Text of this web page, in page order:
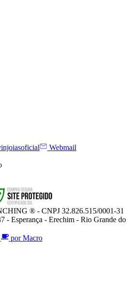
Webmail
® - CNPJ 32.826.515/0001-31
- Esperança - Erechim - Rio Grande do
por Macro